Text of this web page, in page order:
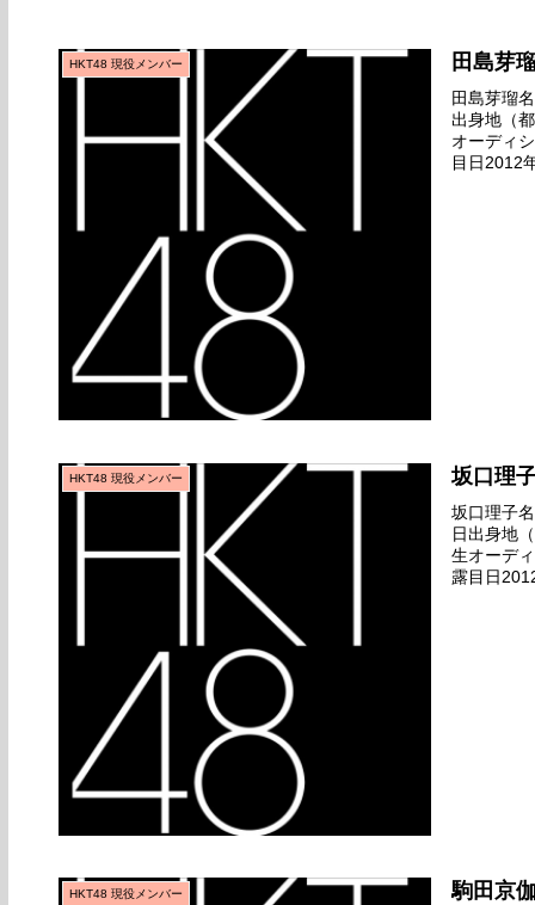
HKT48 現役メンバー 田島芽
田島芽瑠
出身地（
オーディ
目日2012
HKT48 現役メンバー 坂口理
坂口理子
日出身地
生オーデ
露目日
HKT48 現役メンバー 駒田京